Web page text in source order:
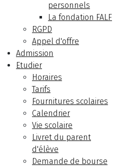
personnels
La fondation FALF
RGPD
Appel d'offre
Admission
Etudier
Horaires
Tarifs
Fournitures scolaires
Calendrier
Vie scolaire
Livret du parent
d'élève
Demande de bourse